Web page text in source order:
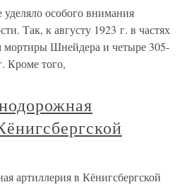
особого внимания
Так, к августу 1923 г. в частях
мортиры Шнейдера и четыре 305-
Кроме того,
артиллерия в Кёнигсбергской